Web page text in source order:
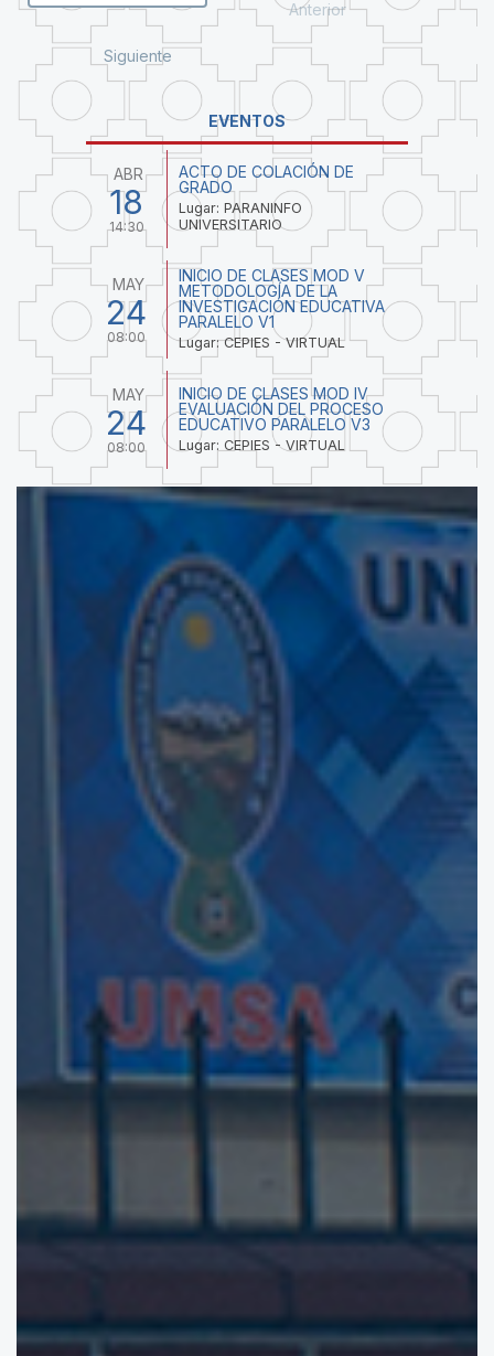
Anterior
Siguiente
EVENTOS
ABR
18
14:30
ACTO DE COLACIÓN DE
GRADO
Lugar: PARANINFO
UNIVERSITARIO
MAY
24
08:00
INICIO DE CLASES MOD V
METODOLOGÍA DE LA
INVESTIGACIÓN EDUCATIVA
PARALELO V1
Lugar: CEPIES - VIRTUAL
MAY
24
08:00
INICIO DE CLASES MOD IV
EVALUACIÓN DEL PROCESO
EDUCATIVO PARALELO V3
Lugar: CEPIES - VIRTUAL